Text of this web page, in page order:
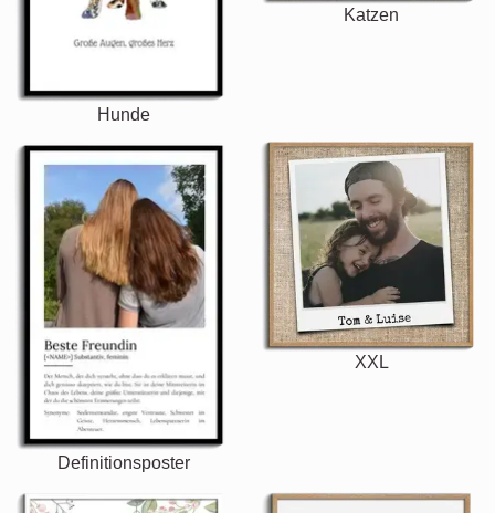
Hunde
Katzen
Definitionsposter
XXL